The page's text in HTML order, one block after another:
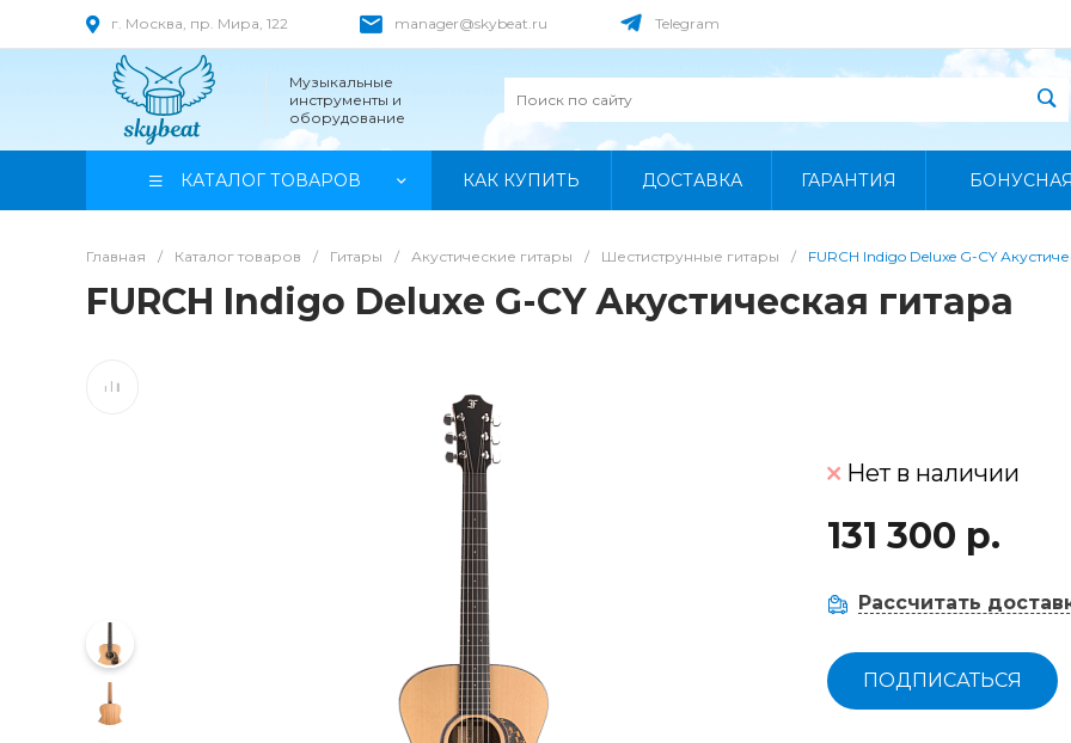
г. Москва, пр. Мира, 122 manager@skybeat.ru Telegram
Музыкальные
инструменты и
оборудование
КАТАЛОГ ТОВАРОВ КАК КУПИТЬ ДОСТАВКА ГАРАНТИЯ
Главная / Каталог товаров / Гитары / Акустические гитары / Шестиструнные гитары / FURCH Indigo Deluxe G-CY
FURCH Indigo Deluxe G-CY Акустическая гитара
Нет в наличии
131 300 р.
Рассчитать
ПОДПИСАТЬСЯ